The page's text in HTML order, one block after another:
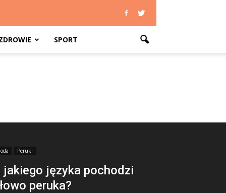
SPORT
Peruki
jakiego języka pochodzi
peruka?